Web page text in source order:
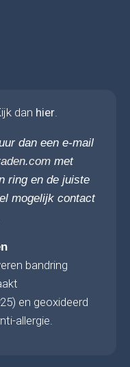
dan hier.
dan een e-mail
met
ring en de juiste
mogelijk contact
bandring
en geoxideerd
allergie.